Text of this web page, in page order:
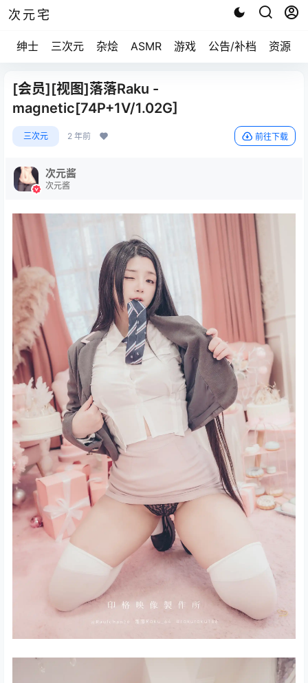
次元宅
绅士 三次元 杂烩 ASMR 游戏 公告/补档 资源求
[会员][视图]落落Raku -
magnetic[74P+1V/1.02G]
三次元 2 年前 前往下载
次元酱
次元酱